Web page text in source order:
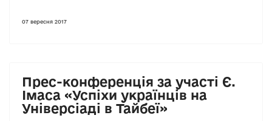
07 вересня 2017
Прес-конференція за участі Є.
Імаса «Успіхи українців на
Універсіаді в Тайбеї»